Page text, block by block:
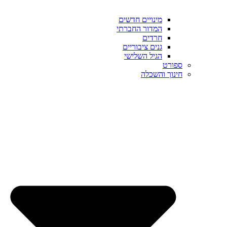
מינויים חדשים
המדור החברתי
חרדים
גנים ציבוריים
הגיל השלישי
ספורט
חינוך והשכלה